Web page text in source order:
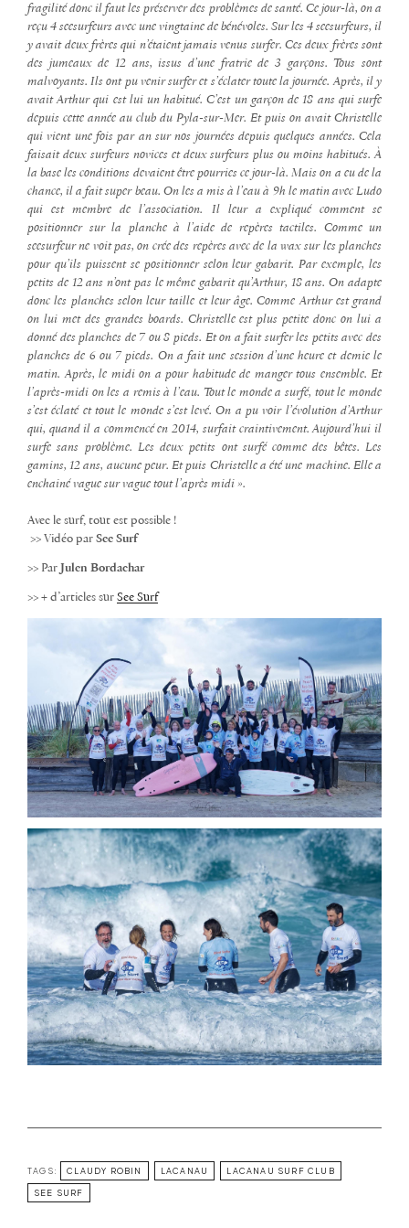
fragilité donc il faut les préserver des problèmes de santé. Ce jour-là, on a
reçu 4 seesurfeurs avec une vingtaine de bénévoles. Sur les 4 seesurfeurs, il
y avait deux frères qui n’étaient jamais venus surfer. Ces deux frères sont
des jumeaux de 12 ans, issus d’une fratrie de 3 garçons. Tous sont
malvoyants. Ils ont pu venir surfer et s’éclater toute la journée. Après, il y
avait Arthur qui est lui un habitué. C’est un garçon de 18 ans qui surfe
depuis cette année au club du Pyla-sur-Mer. Et puis on avait Christelle
qui vient une fois par an sur nos journées depuis quelques années. Cela
faisait deux surfeurs novices et deux surfeurs plus ou moins habitués. À
la base les conditions devaient être pourries ce jour-là. Mais on a eu de la
chance, il a fait super beau. On les a mis à l’eau à 9h le matin avec Ludo
qui est membre de l’association. Il leur a expliqué comment se
positionner sur la planche à l’aide de repères tactiles. Comme un
seesurfeur ne voit pas, on crée des repères avec de la wax sur les planches
pour qu’ils puissent se positionner selon leur gabarit. Par exemple, les
petits de 12 ans n’ont pas le même gabarit qu’Arthur, 18 ans. On adapte
donc les planches selon leur taille et leur âge. Comme Arthur est grand
on lui met des grandes boards. Christelle est plus petite donc on lui a
donné des planches de 7 ou 8 pieds. Et on a fait surfer les petits avec des
planches de 6 ou 7 pieds. On a fait une session d’une heure et demie le
matin. Après, le midi on a pour habitude de manger tous ensemble. Et
l’après-midi on les a remis à l’eau. Tout le monde a surfé, tout le monde
s’est éclaté et tout le monde s’est levé. On a pu voir l’évolution d’Arthur
qui, quand il a commencé en 2014, surfait craintivement. Aujourd’hui il
surfe sans problème. Les deux petits ont surfé comme des bêtes. Les
gamins, 12 ans, aucune peur. Et puis Christelle a été une machine. Elle a
enchainé vague sur vague tout l’après midi ».
Avec le surf, tout est possible !
>> Vidéo par See Surf
>> Par Julen Bordachar
>> + d’articles sur See Surf
TAGS: CLAUDY ROBIN LACANAU LACANAU SURF CLUB
SEE SURF